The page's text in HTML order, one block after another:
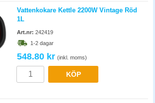
Vattenkokare Kettle 2200W Vintage Röd
1L
Art.nr: 242419
1-2 dagar
548.80 kr (inkl. moms)
KÖP